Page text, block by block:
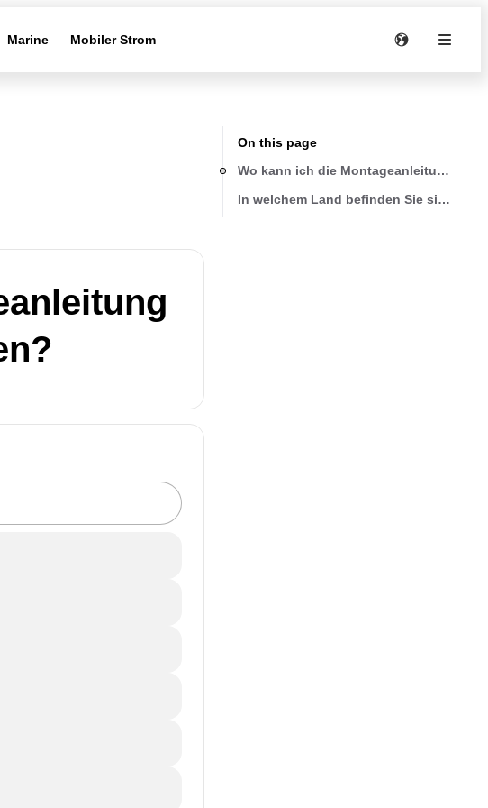
Marine Mobiler Strom
On this page
Wo kann ich die Montageanleitung zu
In welchem Land befinden Sie sich?